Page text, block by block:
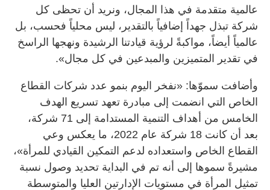
عالمية متقدمة في هذا المجال، ونريد أن تحظى كل
شركة تبذل جهداً إضافياً بالتقدير، ليس محلياً فحسب، بل
عالمياً أيضاً، مواكبةً لرؤية قيادتنا الرشيدة ونهجها الراسخ
في تقدير المتميزين والمبدعين في كل مجال».
وأضافت سموّها: «نفخر اليوم بنمو عدد شركات القطاع
الخاص التي انضمت إلى مبادرة تعهد تسريع الهدف
الخامس من أهداف التنمية المستدامة إلى 71 شركة،
بعد أن كانت 18 شركة عام 2022، ما يعكس وعي
القطاع الخاص واستعداده لدعم التمكين القيادي للمرأة»،
مشيرةً سموها إلى أنه تم في البداية تحديد وصول نسبة
تمثيل المرأة في مستويات الإدارتين العليا والمتوسطة